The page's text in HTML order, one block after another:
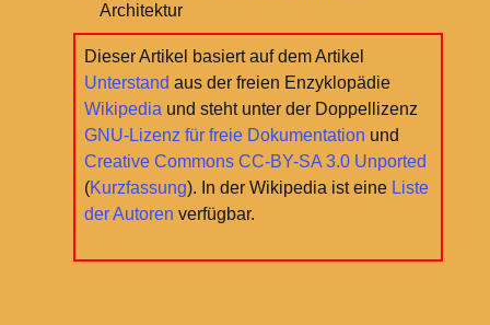
Architektur
Dieser Artikel basiert auf dem Artikel
Unterstand aus der freien Enzyklopädie
Wikipedia und steht unter der Doppellizenz
GNU-Lizenz für freie Dokumentation und
Creative Commons CC-BY-SA 3.0 Unported
(Kurzfassung). In der Wikipedia ist eine Liste
der Autoren verfügbar.